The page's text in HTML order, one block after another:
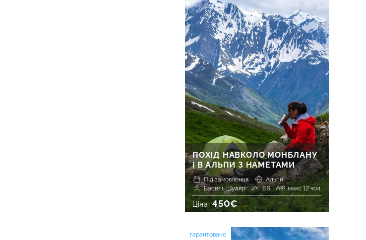
ПОХІД НАВКОЛО МОНБЛАНУ
| В АЛЬПИ З НАМЕТАМИ
Під замовлення
Альпи
Василь Шуляр
6.9 макс 12 чол.
Ціна:450€
гарантовано